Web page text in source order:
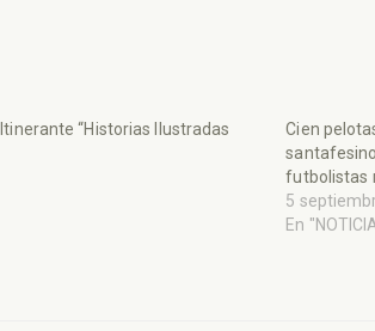
“Historias Ilustradas
Cien
futbolistas
5
En